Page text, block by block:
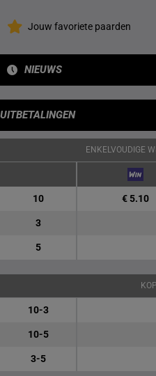
Jouw favoriete paarden
NIEUWS
UITBETALINGEN
ENKELVOUDIGE
10 € 5.10
3
5
10-3
10-5
3-5